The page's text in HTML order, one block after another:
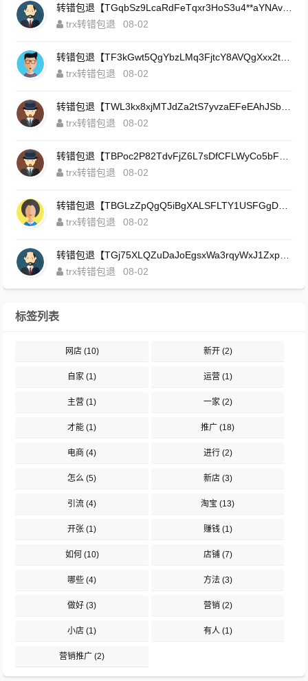
trx转错包退
08-02
trx转错包退
08-02
trx转错包退
08-02
trx转错包退
08-02
trx转错包退
08-02
trx转错包退
08-02
标签列表
网店(10) 新开(2)
自家 (1) 运营 (1)
主营 (1) 一家(2)
才能 (1) 推广 (18)
电商 (4) 进行(2)
怎么 (5) 新店(3)
引流 (4) 淘宝 (13)
开张 (1) 赚钱(1)
如何 (10) 店铺(7)
哪些 (4) 方法(3)
做好 (3) 营销 (2)
小店 (1) 有人(1)
营销推广 (2)